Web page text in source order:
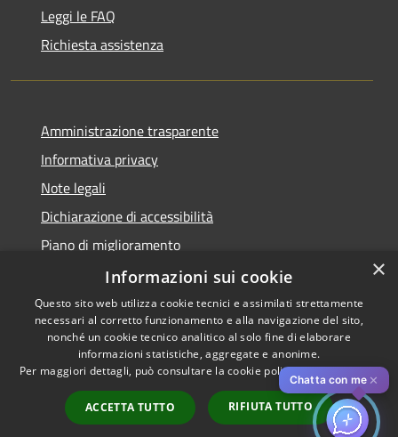
Leggi le FAQ
Richiesta assistenza
Amministrazione trasparente
Informativa privacy
Note legali
Dichiarazione di accessibilità
Piano di miglioramento
Accessibilità
Privacy
Mappa del sito
Copyright © 2026 • Comune di
Cascina • Powered by
Municipium•Accesso
redazione
Chatta con me ✕
×
Informazioni sui cookie
Questo sito web utilizza cookie tecnici e assimilati strettamente
necessari al corretto funzionamento e alla navigazione del sito,
nonché un cookie tecnico analitico al solo fine di elaborare
informazioni statistiche, aggregate e anonime.
Per maggiori dettagli, può consultare la cookie policy al seguentelink
ACCETTA TUTTO RIFIUTA TUTTO